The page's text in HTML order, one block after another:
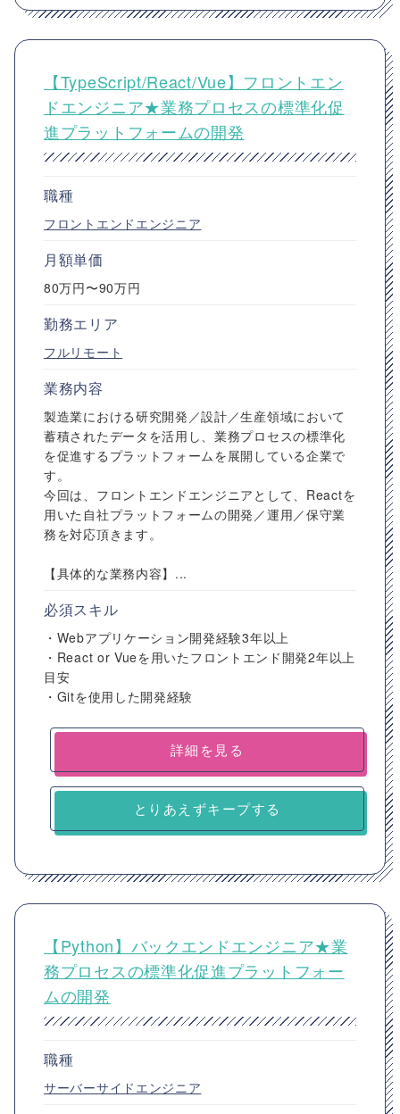
【TypeScript/React/Vue】フロントエン
ドエンジニア★業務プロセスの標準化促
進プラットフォームの開発
職種
フロントエンドエンジニア
月額単価
80万円〜90万円
勤務エリア
フルリモート
業務内容
製造業における研究開発／設計／生産領域において
蓄積されたデータを活用し、業務プロセスの標準化
を促進するプラットフォームを展開している企業で
す。
今回は、フロントエンドエンジニアとして、Reactを
用いた自社プラットフォームの開発／運用／保守業
務を対応頂きます。
【具体的な業務内容】...
必須スキル
・Webアプリケーション開発経験3年以上
・React or Vueを用いたフロントエンド開発2年以上
目安
・Gitを使用した開発経験
詳細を見る
とりあえずキープする
【Python】バックエンドエンジニア★業
務プロセスの標準化促進プラットフォー
ムの開発
職種
サーバーサイドエンジニア